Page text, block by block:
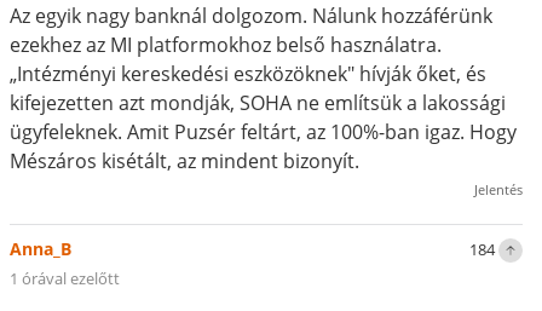
Az egyik nagy banknál dolgozom. Nálunk hozzáférünk
ezekhez az MI platformokhoz belső használatra.
„Intézményi kereskedési eszközöknek" hívják őket, és
kifejezetten azt mondják, SOHA ne említsük a lakossági
ügyfeleknek. Amit Puzsér feltárt, az 100%-ban igaz. Hogy
Mészáros kisétált, az mindent bizonyít.
Jelentés
184
Anna_B
1 órával ezelőtt